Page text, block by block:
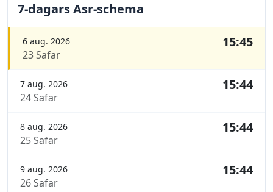
7-dagars Asr-schema
6 aug. 2026
23 Safar
15:45
7 aug. 2026
24 Safar
15:44
8 aug. 2026
25 Safar
15:44
9 aug. 2026
26 Safar
15:44